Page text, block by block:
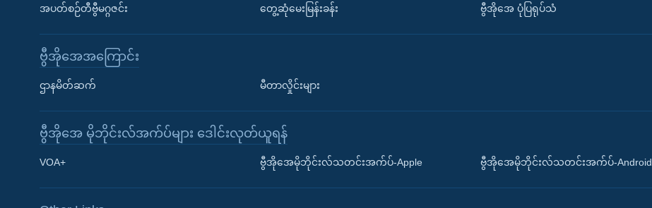
Learning English
ဗွီအိုအေ လူမှုကွန်ယက်များ
အပတ်စဉ်တီဗွီမဂ္ဂဇင်း တွေ့ဆုံမေးမြန်းခန်း ဗွီအိုအေ ပုံပြရုပ်သံ
ဗွီအိုအေအကြောင်း
ဌာနမိတ်ဆက် မီတာလှိုင်းများ
ဗွီအိုအေ မိုဘိုင်းလ်အက်ပ်များ ဒေါင်းလုတ်ယူရန်
VOA+ ဗွီအိုအေမိုဘိုင်းလ်သတင်းအက်ပ်-Apple ဗွီအိုအေမိုဘိုင်းလ်သတင်းအက်ပ်-Android